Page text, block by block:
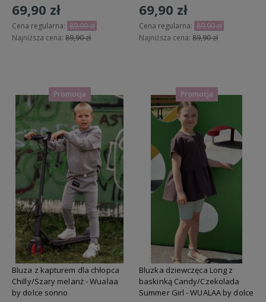
69,90 zł
Cena regularna: 89,90 zł
Najniższa cena: 89,90 zł
69,90 zł
Cena regularna: 89,90 zł
Najniższa cena: 89,90 zł
Bluza z kapturem dla chłopca
Chilly/Szary melanż - Wualaa
by dolce sonno
Promocja
Bluzka dziewczęca Long z
baskinką Candy/Czekolada
Summer Girl - WUALAA by dolce
Promocja